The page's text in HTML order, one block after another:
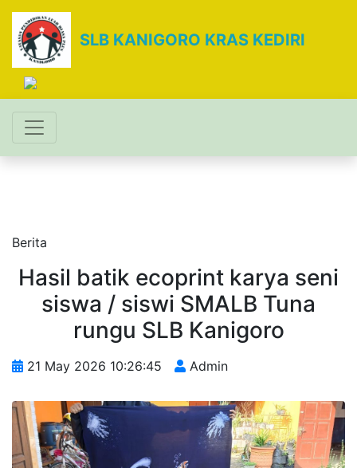
SLB KANIGORO KRAS KEDIRI
Berita
Hasil batik ecoprint karya seni
siswa / siswi SMALB Tuna
rungu SLB Kanigoro
21 May 2026 10:26:45 Admin